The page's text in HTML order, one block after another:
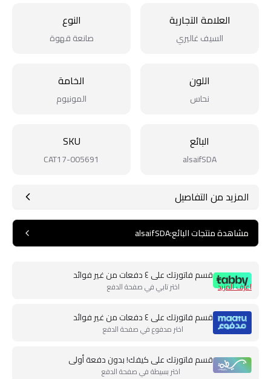
العلامة التجارية
السيف غاليري
النوع
صانعة قهوة
اللون
نحاس
الخامة
المونيوم
البائع
alsaifSDA
SKU
CAT17-005691
المزيد من التفاصيل
مشاهدة منتجات البائع:
alsaifSDA
قسم فاتورتك على ٤ دفعات من غير فوائد
اختر تابي في صفحة الدفع اعرف المزيد
قسم فاتورتك على ٤ دفعات من غير فوائد
اختر مدفوع في صفحة الدفع
قسم فاتورتك على كيفك! بدون دفعة أولى
اختر بسيطة في صفحة الدفع